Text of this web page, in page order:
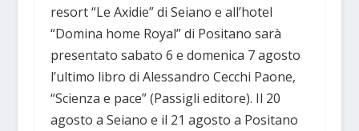
resort “Le Axidie” di Seiano e all’hotel
“Domina home Royal” di Positano sarà
presentato sabato 6 e domenica 7 agosto
l’ultimo libro di Alessandro Cecchi Paone,
“Scienza e pace” (Passigli editore). Il 20
agosto a Seiano e il 21 agosto a Positano